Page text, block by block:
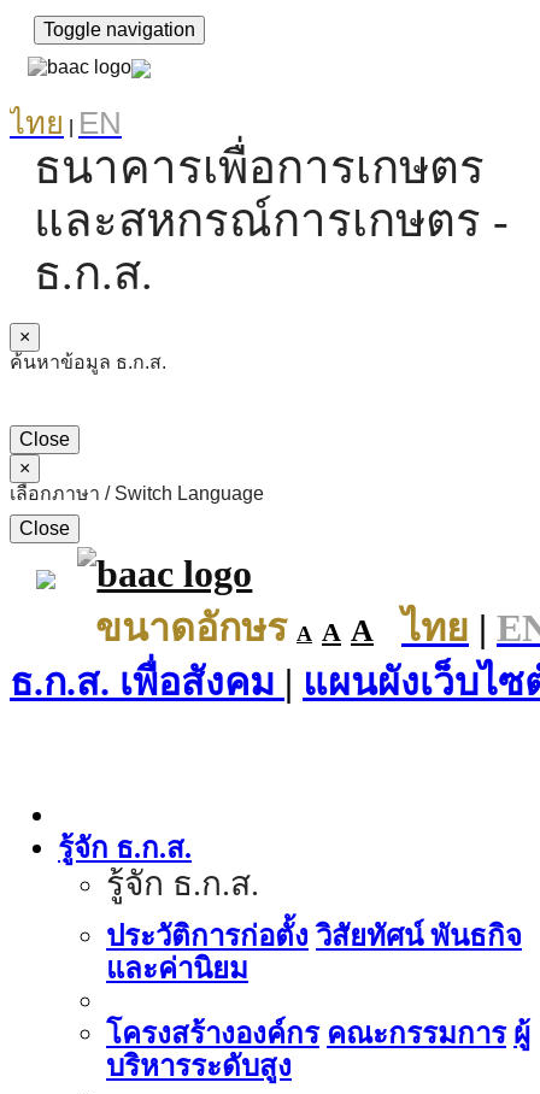
Toggle navigation
ไทย EN
ธนาคารเพื่อการเกษตร
และสหกรณ์การเกษตร -
ธ.ก.ส.
×
ค้นหาข้อมูล ธ.ก.ส.
Close
×
เลือกภาษา / Switch Language
Close
ขนาดอักษร A A A ไทย |
ธ.ก.ส. เพื่อสังคม | แผนผังเว็บไซ
รู้จัก ธ.ก.ส.
รู้จัก ธ.ก.ส.
ประวัติการก่อตั้ง วิสัยทัศน์ พันธกิจ
และค่านิยม
โครงสร้างองค์กร คณะกรรมการ ผู้
บริหารระดับสูง